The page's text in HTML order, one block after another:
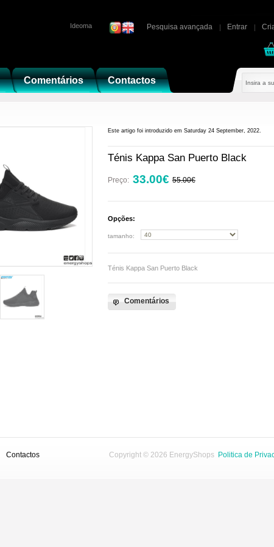
Pesquisa avançada Entrar
Ideoma
Comentários Contactos
Este artigo foi introduzido em Saturday 24 September, 2022.
Ténis Kappa San Puerto Black
Preço: 33.00€ 55.00€
Opções:
tamanho:
Ténis Kappa San Puerto Black
Comentários
Contactos Copyright © 2026 EnergyShops Politica de